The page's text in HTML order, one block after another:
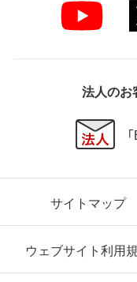
法人のお
サイトマップ
ウェブサイト利用